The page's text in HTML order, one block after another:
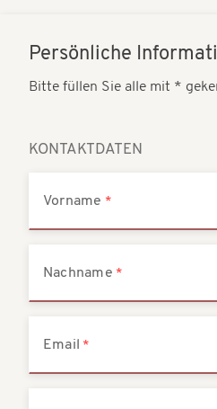
t
i
Persönliche
Bitte füllen Sie alle mit *
KONTAKTDATEN
Vorname
Nachname
Email